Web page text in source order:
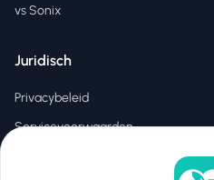
vs Sonix
Juridisch
Privacybeleid
Servicevoorwaarden